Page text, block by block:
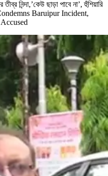
নিন্দা,’কেউ ছাড়া পাবে না’, হুঁশিয়ারি
Baruipur Incident,